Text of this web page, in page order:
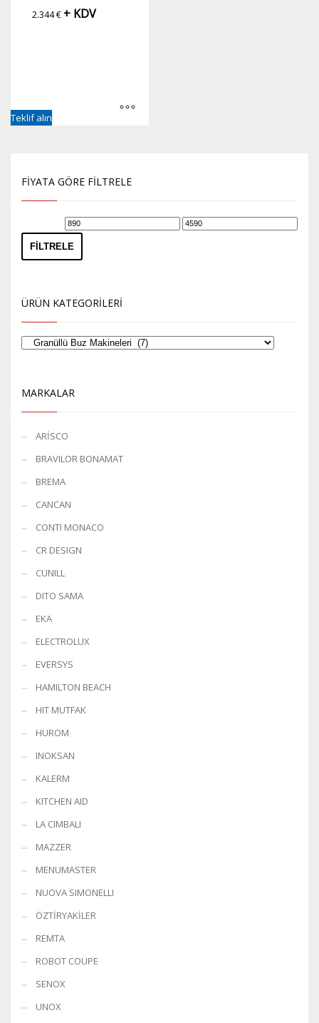
2.344€ + KDV
Teklif alın
FIYATA GÖRE FILTRELE
En
düşük
fiyat
En
FILTRELE
ÜRÜN KATEGORILERI
MARKALAR
ARİSCO
BRAVILOR BONAMAT
BREMA
CANCAN
CONTI MONACO
CR DESIGN
CUNILL
DITO SAMA
EKA
ELECTROLUX
EVERSYS
HAMILTON BEACH
HIT MUTFAK
HUROM
INOKSAN
KALERM
KITCHEN AID
LA CIMBALI
MAZZER
MENUMASTER
NUOVA SIMONELLI
ÖZTİRYAKİLER
REMTA
ROBOT COUPE
SENOX
UNOX